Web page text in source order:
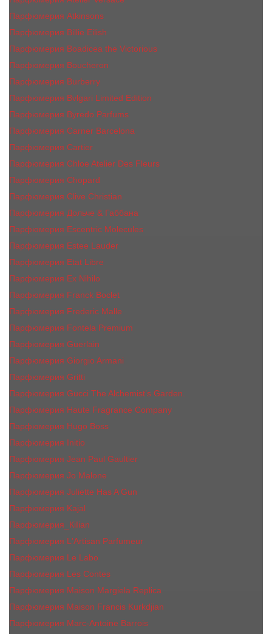
Парфюмерия Atkinsons
Парфюмерия Billie Eilish
Парфюмерия Boadicea the Victorious
Парфюмерия Boucheron
Парфюмерия Burberry
Парфюмерия Bvlgari Limited Edition
Парфюмерия Byredo Parfums
Парфюмерия Carner Barcelona
Парфюмерия Cartier
Парфюмерия Chloe Atelier Des Fleurs
Парфюмерия Сhopard
Парфюмерия Clive Christian
Парфюмерия Дольче & Габбана
Парфюмерия Escentric Molecules
Парфюмерия Estee Lаudеr
Парфюмерия Etat Libre
Парфюмерия Ex Nihilo
Парфюмерия Franck Boclet
Парфюмерия Frеderic Mаlle
Парфюмерия Fontela Premium
Парфюмерия Guerlain
Парфюмерия Giorgio Armani
Парфюмерия Gritti
Парфюмерия Gucci The Alchemist’s Garden.
Парфюмерия Haute Fragrance Company
Парфюмерия Hugo Boss
Парфюмерия Initio
Парфюмерия Jean Paul Gaultier
Парфюмерия Jо Malоnе
Парфюмерия Juliette Has A Gun
Парфюмерия Kajal
Парфюмерия_КiIiаn
Парфюмерия L'Artisan Parfumeur
Парфюмерия Le Labo
Парфюмерия Les Contes
Парфюмерия Maison Margiela Replica
Парфюмерия Maison Francis Kurkdjian
Парфюмерия Marc-Antoine Barrois